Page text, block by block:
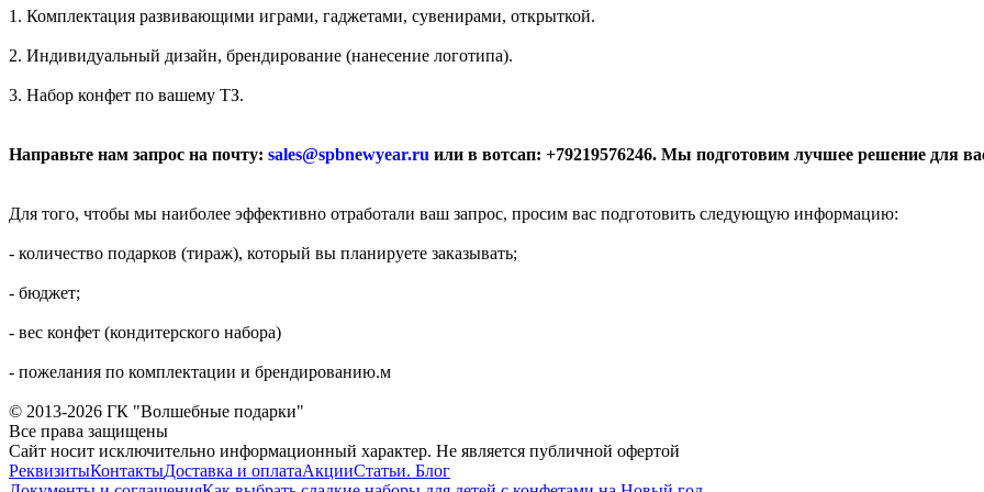
1. Комплектация развивающими играми, гаджетами, сувенирами, открыткой.
2. Индивидуальный дизайн, брендирование (нанесение логотипа).
3. Набор конфет по вашему ТЗ.
Направьте нам запрос на почту: sales@spbnewyear.ru или в вотсап: +79219576246. Мы подготовим лучшее решение для
Для того, чтобы мы наиболее эффективно отработали ваш запрос, просим вас подготовить следующую информацию:
- количество подарков (тираж), который вы планируете заказывать;
- бюджет;
- вес конфет (кондитерского набора)
- пожелания по комплектации и брендированию.м
© 2013-2026 ГК "Волшебные подарки"
Все права защищены
Сайт носит исключительно информационный характер. Не является публичной офертой
РеквизитыКонтактыДоставка и оплатаАкцииСтатьи. Блог